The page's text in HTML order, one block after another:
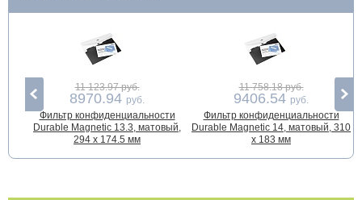
11 123.97 руб.
8970.94 руб.
Фильтр конфиденциальности
Durable Magnetic 13.3, матовый,
294 х 174.5 мм
11 758.18 руб.
9406.54 руб.
Фильтр конфиденциальности
Durable Magnetic 14, матовый, 310
х 183 мм